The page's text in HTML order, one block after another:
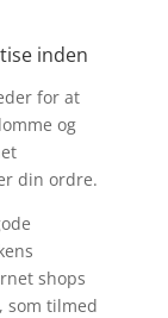
inden
for at
og
din ordre.
shops
som tilmed